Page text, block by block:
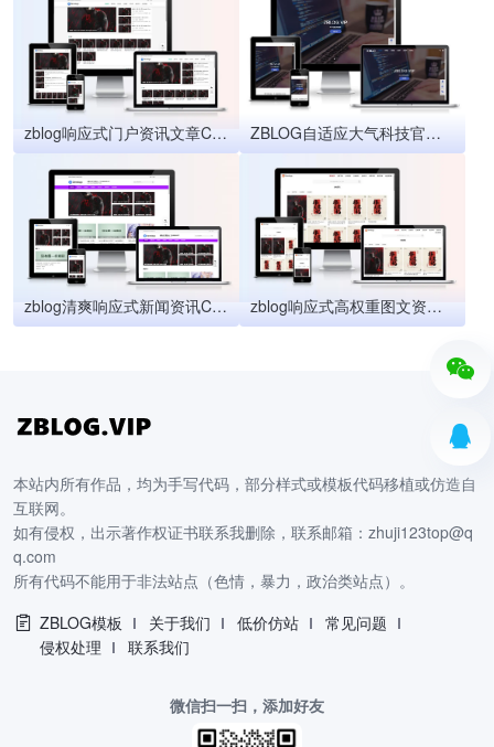
zblog响应式门户资讯文章CMS主题67号 ZBLOG自适应大气科技官网企业主题5号
zblog清爽响应式新闻资讯CMS主题66号 zblog响应式高权重图文资讯主题
本站内所有作品，均为手写代码，部分样式或模板代码移植或仿造自
互联网。
如有侵权，出示著作权证书联系我删除，联系邮箱：zhuji123top@q
q.com
所有代码不能用于非法站点（色情，暴力，政治类站点）。
ZBLOG模板
关于我们 低价仿站
常见问题
侵权处理
联系我们
微信扫一扫，添加好友